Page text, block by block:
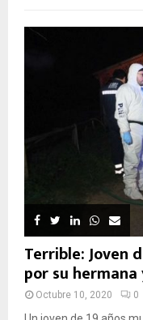
Terrible: Joven
por su hermana
Octubre 10, 2020 0